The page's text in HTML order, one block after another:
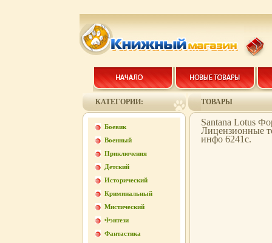
КАТЕГОРИИ:
Боевик
Военный
Приключения
Детский
Исторический
Криминальный
Мистический
Фэнтези
Фантастика
ТОВАРЫ
Santana Lotus
Лицензионные
инфо 6241c.